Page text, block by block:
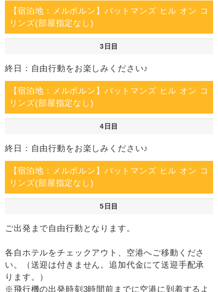
【宿泊地：メルボルン】バットマンズ ヒル オン コ
リンズ(部屋指定なし)
3日目
終日：自由行動をお楽しみください♪
【宿泊地：メルボルン】バットマンズ ヒル オン コ
リンズ(部屋指定なし)
4日目
終日：自由行動をお楽しみください♪
【宿泊地：メルボルン】バットマンズ ヒル オン コ
リンズ(部屋指定なし)
5日目
ご出発まで自由行動となります。
各自ホテルをチェックアウト、空港へご移動くださ
い。（送迎は付きません。追加代金にて送迎手配承
ります。）
※飛行機の出発時刻3時間前までに空港に到着するよ